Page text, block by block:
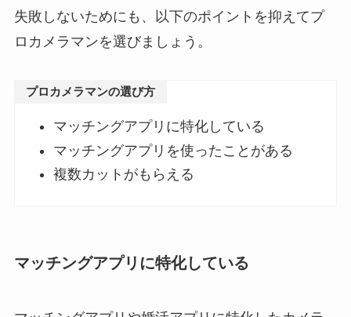
失敗しないためにも、以下のポイントを抑えてプ
ロカメラマンを選びましょう。
プロカメラマンの選び方
マッチングアプリに特化している
マッチングアプリを使ったことがある
複数カットがもらえる
マッチングアプリに特化している